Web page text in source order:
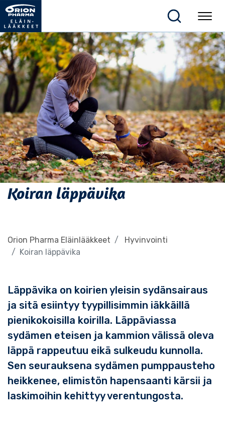
Koiran läppävika
Orion Pharma Eläinlääkkeet
Hyvinvointi
Koiran läppävika
Läppävika on koirien yleisin sydänsairaus
ja sitä esiintyy tyypillisimmin iäkkäillä
pienikokoisilla koirilla. Läppäviassa
sydämen eteisen ja kammion välissä oleva
läppä rappeutuu eikä sulkeudu kunnolla.
Sen seurauksena sydämen pumppausteho
heikkenee, elimistön hapensaanti kärsii ja
laskimoihin kehittyy verentungosta.